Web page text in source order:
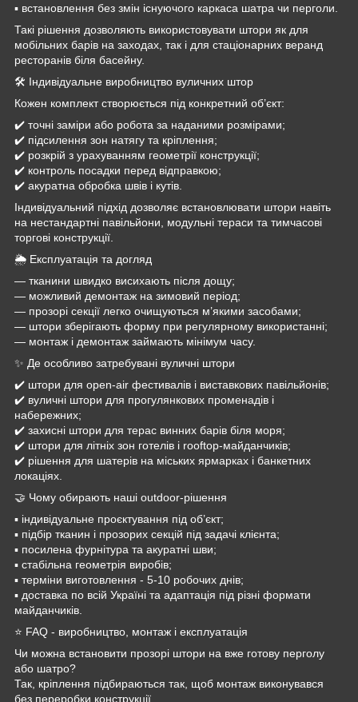
▪️ встановлення без змін існуючого каркаса шатра чи перголи.
Такі рішення дозволяють використовувати штори як для
мобільних барів на заходах, так і для стаціонарних веранд
ресторанів біля басейну.
🛠 Індивідуальне виробництво вуличних штор
Кожен комплект створюється під конкретний об’єкт:
✔️ точні заміри або робота за наданими розмірами;
✔️ підсилення зон натягу та кріплення;
✔️ розкрій з урахуванням геометрії конструкції;
✔️ контроль посадки перед відправкою;
✔️ акуратна обробка швів і кутів.
Індивідуальний підхід дозволяє встановлювати штори навіть
на нестандартні павільйони, модульні тераси та тимчасові
торгові конструкції.
🌦 Експлуатація та догляд
— тканини швидко висихають після дощу;
— можливий демонтаж на зимовий період;
— прозорі секції легко очищуються м’якими засобами;
— штори зберігають форму при регулярному використанні;
— монтаж і демонтаж займають мінімум часу.
✨ Де особливо затребувані вуличні штори
✔️ штори для open-air фестивалів і виставкових павільйонів;
✔️ вуличні штори для прогулянкових променадів і
набережних;
✔️ захисні штори для терас винних барів біля моря;
✔️ штори для літніх зон готелів і rooftop-майданчиків;
✔️ рішення для шатерів на міських ярмарках і банкетних
локаціях.
🤝 Чому обирають наші outdoor-рішення
▪️ індивідуальне проєктування під об’єкт;
▪️ підбір тканин і прозорих секцій під задачі клієнта;
▪️ посилена фурнітура та акуратні шви;
▪️ стабільна геометрія виробів;
▪️ терміни виготовлення - 5-10 робочих днів;
▪️ доставка по всій Україні та адаптація під різні формати
майданчиків.
⭐ FAQ - виробництво, монтаж і експлуатація
Чи можна встановити прозорі штори на вже готову перголу
або шатро?
Так, кріплення підбираються так, щоб монтаж виконувався
без переробки конструкції.